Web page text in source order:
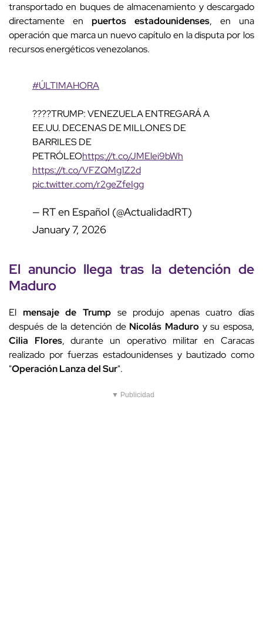
transportado en buques de almacenamiento y descargado
directamente en puertos estadounidenses, en una
operación que marca un nuevo capítulo en la disputa por los
recursos energéticos venezolanos.
#ÚLTIMAHORA
????TRUMP: VENEZUELA ENTREGARÁ A
EE.UU. DECENAS DE MILLONES DE
BARRILES DE
PETRÓLEOhttps://t.co/JMElei9bWh
https://t.co/VFZQMg1Z2d
pic.twitter.com/r2geZfeIgg
— RT en Español (@ActualidadRT)
January 7, 2026
El anuncio llega tras ladetención de
Maduro
El mensaje de Trump se produjo apenas cuatro días
después de la detención de Nicolás Maduro y su esposa,
Cilia Flores, durante un operativo militar en Caracas
realizado por fuerzas estadounidenses y bautizado como
"Operación Lanza del Sur".
▼ Publicidad